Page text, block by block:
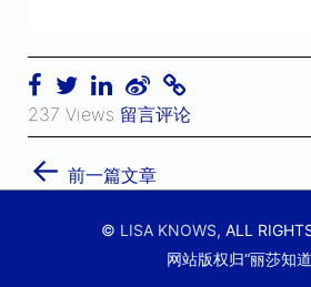
237 Views 留言评论
← 前一篇文章
© LISA KNOWS, ALL
网站版权归“丽莎知